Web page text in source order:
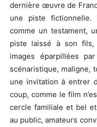
dernière œuvre de
une piste
comme un testament,
piste laissé à son
images éparpillées
scénaristique, maligne,
une invitation à entrer
coup, comme le film
cercle familiale et bel
au public, amateurs